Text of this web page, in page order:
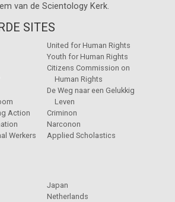
van deScientology Kerk.
SITES
Action
Werkers
United for Human Rights
Youth for Human Rights
Citizens Commission on
Human Rights
De Weg naar een Gelukkig
Leven
Criminon
Narconon
Applied Scholastics
Japan
Netherlands